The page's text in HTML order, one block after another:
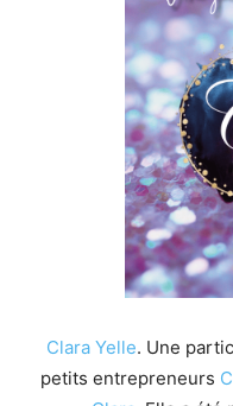
Clara Yelle. Une
petits entrepreneurs